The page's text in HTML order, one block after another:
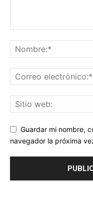
Guardar mi nombre,
navegador la próxima